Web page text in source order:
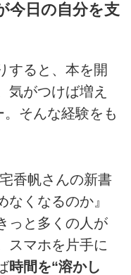
今日の自分を支
すると、本を開
気がつけば増え
。そんな経験をも
香帆さんの新書
なくなるのか』
っと多くの人が
スマホを片手に
時間を“溶かし